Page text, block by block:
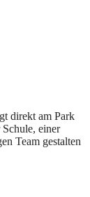
direkt am Park
einer
Team gestalten